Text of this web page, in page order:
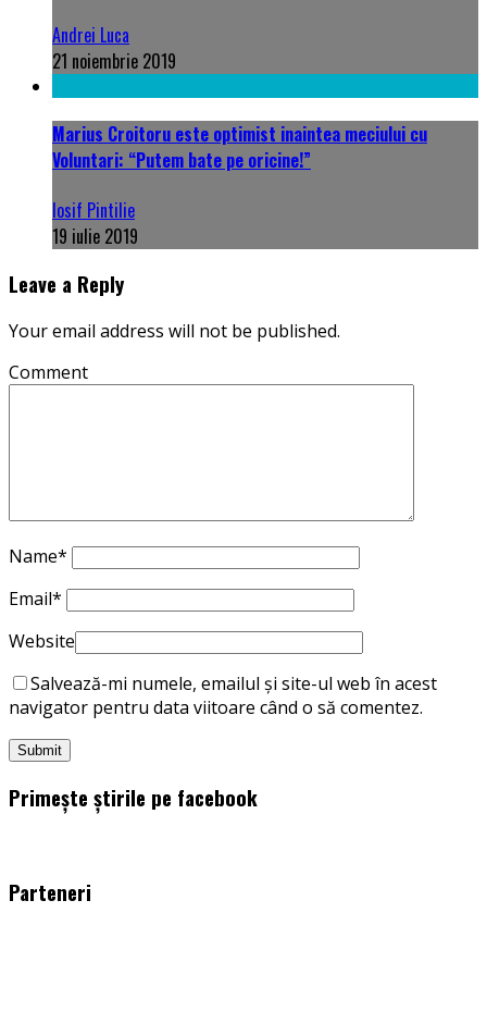
Andrei Luca
21 noiembrie 2019
Marius Croitoru este optimist inaintea meciului cu
Voluntari: “Putem bate pe oricine!”
Iosif Pintilie
19 iulie 2019
Leave a Reply
Your email address will not be published.
Comment
Name*
Email*
Website
Salvează-mi numele, emailul și site-ul web în acest
navigator pentru data viitoare când o să comentez.
Primește știrile pe facebook
Parteneri